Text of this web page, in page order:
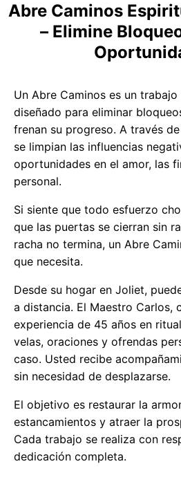
Abre Caminos
– Elimine
Un Abre Caminos es un
diseñado para eliminar
frenan su progreso. A través
se limpian las influencias
oportunidades en el amor, las
personal.
Si siente que todo esfuerzo
que las puertas se cierran sin
racha no termina, un Abre
que necesita.
Desde su hogar en Joliet,
a distancia. El Maestro Carlos,
experiencia de 45 años en
velas, oraciones y ofrendas
caso. Usted recibe
sin necesidad de desplazarse.
El objetivo es restaurar la
estancamientos y atraer la
Cada trabajo se realiza con
dedicación completa.